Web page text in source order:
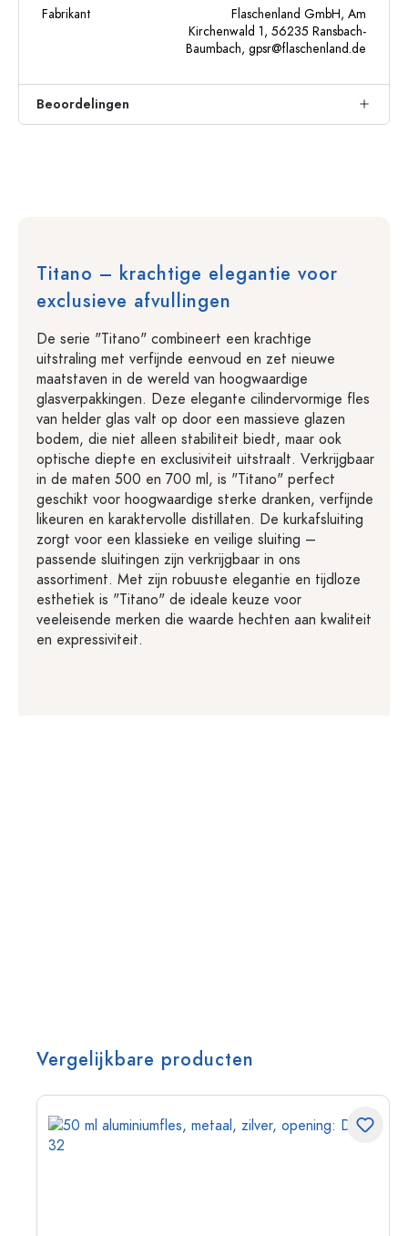
Fabrikant
Flaschenland GmbH, Am
Kirchenwald 1, 56235 Ransbach-
Baumbach, gpsr@flaschenland.de
Beoordelingen
Titano – krachtige elegantie voor
exclusieve afvullingen
De serie "Titano" combineert een krachtige
uitstraling met verfijnde eenvoud en zet nieuwe
maatstaven in de wereld van hoogwaardige
glasverpakkingen. Deze elegante cilindervormige fles
van helder glas valt op door een massieve glazen
bodem, die niet alleen stabiliteit biedt, maar ook
optische diepte en exclusiviteit uitstraalt. Verkrijgbaar
in de maten 500 en 700 ml, is "Titano" perfect
geschikt voor hoogwaardige sterke dranken, verfijnde
likeuren en karaktervolle distillaten. De kurkafsluiting
zorgt voor een klassieke en veilige sluiting –
passende sluitingen zijn verkrijgbaar in ons
assortiment. Met zijn robuuste elegantie en tijdloze
esthetiek is "Titano" de ideale keuze voor
veeleisende merken die waarde hechten aan kwaliteit
en expressiviteit.
Vergelijkbare producten